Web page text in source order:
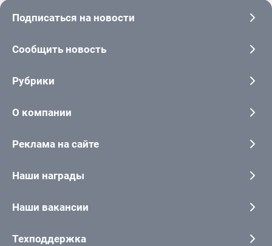
Подписаться на новости
Сообщить новость
Рубрики
О компании
Реклама на сайте
Наши награды
Наши вакансии
Техподдержка